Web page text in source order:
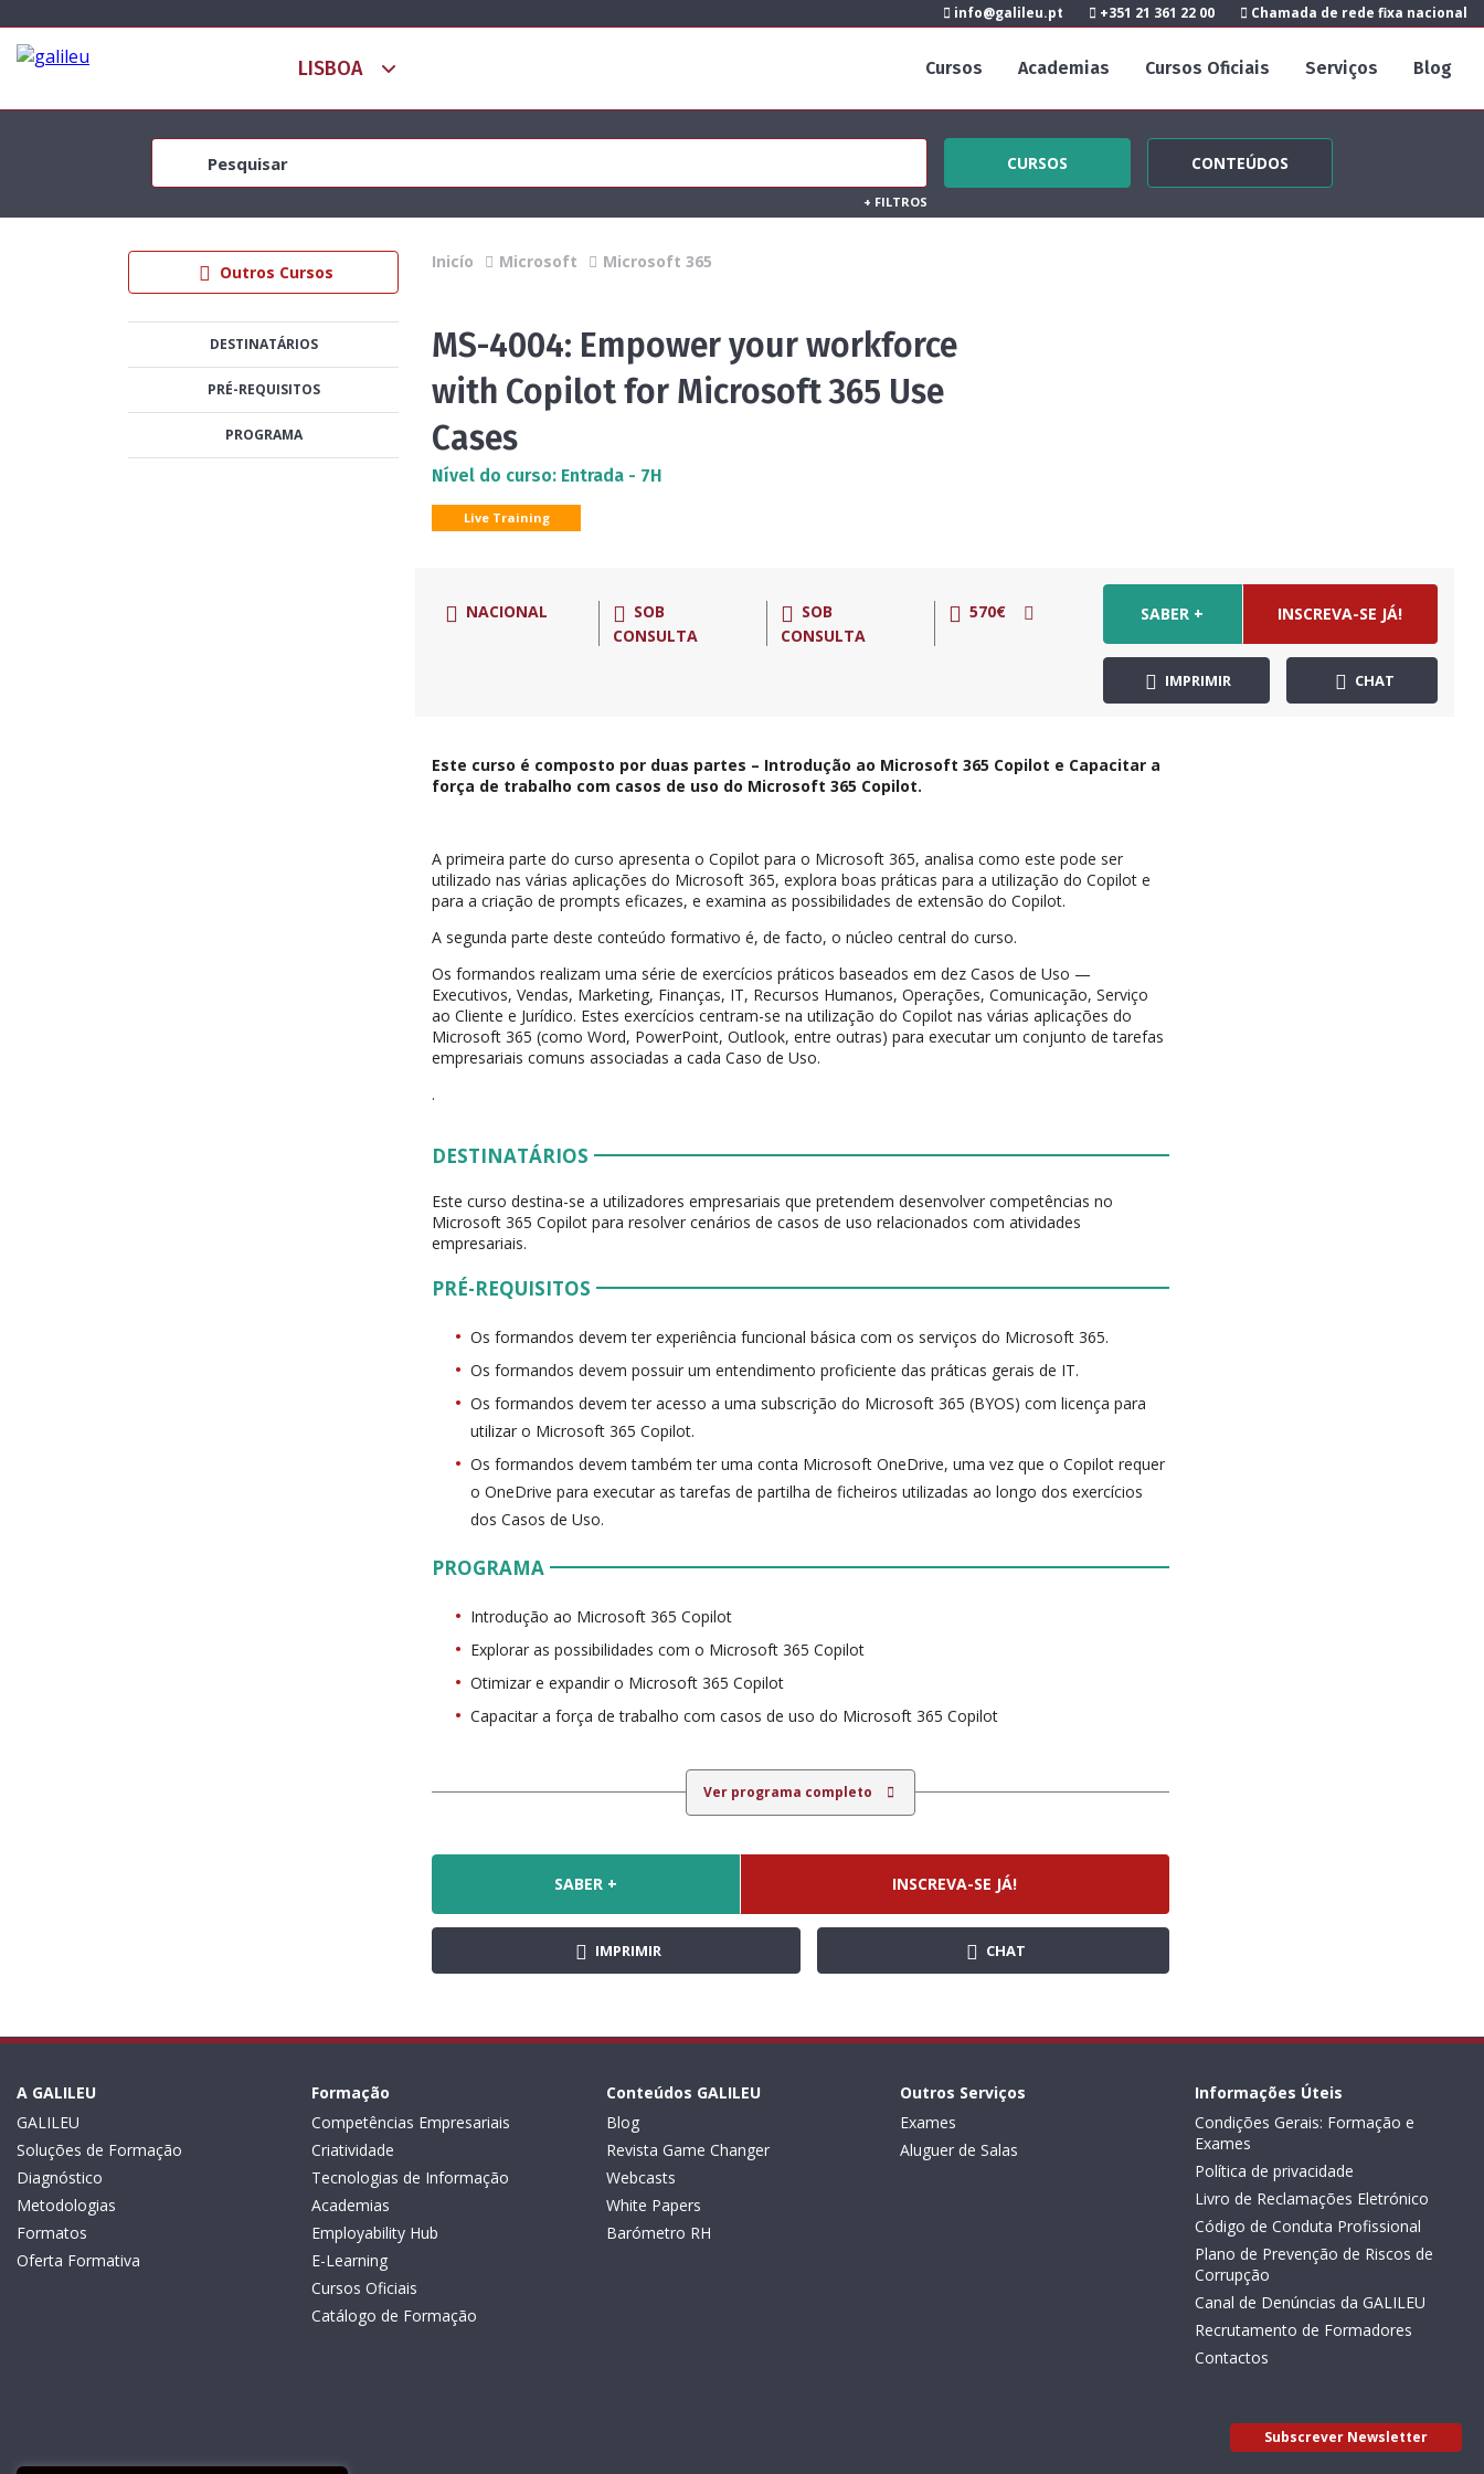
info@galileu.pt +351 21 361 22 00 Chamada de rede fixa nacional
Cursos Academias Cursos Oficiais Serviços Blog
CURSOS CONTEÚDOS
+ FILTROS
Outros Cursos
DESTINATÁRIOS
PRÉ-REQUISITOS
PROGRAMA
Inicío Microsoft Microsoft 365
MS-4004: Empower your workforce
with Copilot for Microsoft 365 Use
Cases
Nível do curso: Entrada - 7H
Live Training
NACIONAL
SOB
CONSULTA
SOB
CONSULTA
570€ SABER + INSCREVA-SE JÁ!
IMPRIMIR CHAT
Este curso é composto por duas partes – Introdução ao Microsoft 365 Copilot e Capacitar a
força de trabalho com casos de uso do Microsoft 365 Copilot.
A primeira parte do curso apresenta o Copilot para o Microsoft 365, analisa como este pode ser
utilizado nas várias aplicações do Microsoft 365, explora boas práticas para a utilização do Copilot e
para a criação de prompts eficazes, e examina as possibilidades de extensão do Copilot.
A segunda parte deste conteúdo formativo é, de facto, o núcleo central do curso.
Os formandos realizam uma série de exercícios práticos baseados em dez Casos de Uso —
Executivos, Vendas, Marketing, Finanças, IT, Recursos Humanos, Operações, Comunicação, Serviço
ao Cliente e Jurídico. Estes exercícios centram-se na utilização do Copilot nas várias aplicações do
Microsoft 365 (como Word, PowerPoint, Outlook, entre outras) para executar um conjunto de tarefas
empresariais comuns associadas a cada Caso de Uso.
.
DESTINATÁRIOS
Este curso destina-se a utilizadores empresariais que pretendem desenvolver competências no
Microsoft 365 Copilot para resolver cenários de casos de uso relacionados com atividades
empresariais.
PRÉ-REQUISITOS
Os formandos devem ter experiência funcional básica com os serviços do Microsoft 365.
Os formandos devem possuir um entendimento proficiente das práticas gerais de IT.
Os formandos devem ter acesso a uma subscrição do Microsoft 365 (BYOS) com licença para
utilizar o Microsoft 365 Copilot.
Os formandos devem também ter uma conta Microsoft OneDrive, uma vez que o Copilot requer
o OneDrive para executar as tarefas de partilha de ficheiros utilizadas ao longo dos exercícios
dos Casos de Uso.
PROGRAMA
Introdução ao Microsoft 365 Copilot
Explorar as possibilidades com o Microsoft 365 Copilot
Otimizar e expandir o Microsoft 365 Copilot
Capacitar a força de trabalho com casos de uso do Microsoft 365 Copilot
Ver programa completo
SABER + INSCREVA-SE JÁ!
IMPRIMIR CHAT
A GALILEU
GALILEU
Soluções de Formação
Diagnóstico
Metodologias
Formatos
Oferta Formativa
Formação
Competências Empresariais
Criatividade
Tecnologias de Informação
Academias
Employability Hub
E-Learning
Cursos Oficiais
Catálogo de Formação
Conteúdos GALILEU
Blog
Revista Game Changer
Webcasts
White Papers
Barómetro RH
Outros Serviços
Exames
Aluguer de Salas
Informações Úteis
Condições Gerais: Formação e
Exames
Política de privacidade
Livro de Reclamações Eletrónico
Código de Conduta Profissional
Plano de Prevenção de Riscos de
Corrupção
Canal de Denúncias da GALILEU
Recrutamento de Formadores
Contactos
Subscrever Newsletter